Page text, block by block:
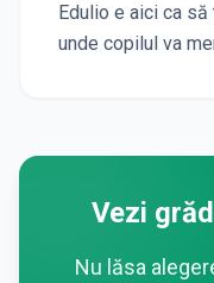
Edulio e aici ca
unde copilul va
Vezi
Nu lăsa